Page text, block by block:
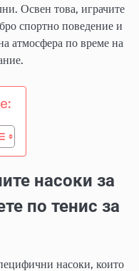
Освен това, играчите
спортно поведение и
атмосфера по време на
насоки за
по тенис за
насоки, които